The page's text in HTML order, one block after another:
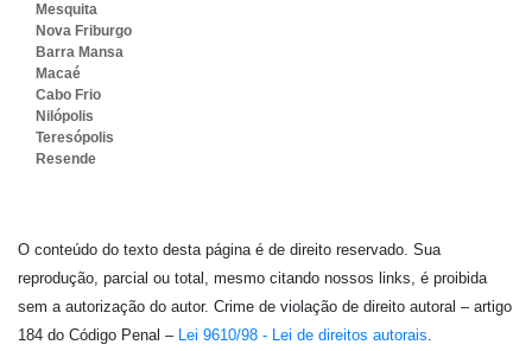
Mesquita
Nova Friburgo
Barra Mansa
Macaé
Cabo Frio
Nilópolis
Teresópolis
Resende
O conteúdo do texto desta página é de direito reservado. Sua
reprodução, parcial ou total, mesmo citando nossos links, é proibida
sem a autorização do autor. Crime de violação de direito autoral – artigo
184 do Código Penal – Lei 9610/98 - Lei de direitos autorais.